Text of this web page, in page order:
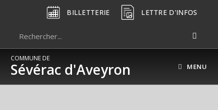
BILLETTERIE LETTRE D'INFOS
COMMUNE DE
Sévérac d'Aveyron MENU